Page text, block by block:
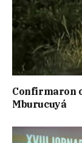
Confirmaron
Mburucuyá